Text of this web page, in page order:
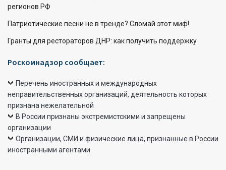
регионов РФ
Патриотические песни не в тренде? Сломай этот миф!
Гранты для рестораторов ДНР: как получить поддержку
Роскомнадзор сообщает:
Перечень иностранных и международных
неправительственных организаций, деятельность которых
признана нежелательной
В России признаны экстремистскими и запрещены
организации
Организации, СМИ и физические лица, признанные в России
иностранными агентами